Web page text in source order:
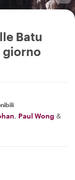
Batu
giorno
, Paul Wong &